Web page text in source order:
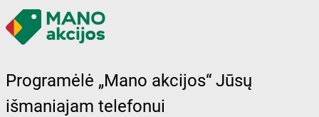
Programėlė „Mano akcijos“ Jūsų
išmaniajam telefonui